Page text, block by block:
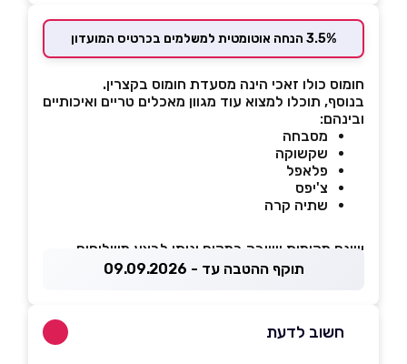
3.5% הנחה אוטומטית למשלמים בכרטיס המועדון
חומוס כולו זאכי הינה מסעדת חומוס בקצרין.
בנוסף, תוכלו למצוא עוד מגוון מאכלים טריים ואיכותיים
ובינהם:
מסבחה
שקשוקה
פלאפל
צ'יפס
שתיה קרה
ישנם מקומות ישיבה במקום וניתן לבצע משלוחים
תוקף ההטבה עד - 09.09.2026
חשוב לדעת